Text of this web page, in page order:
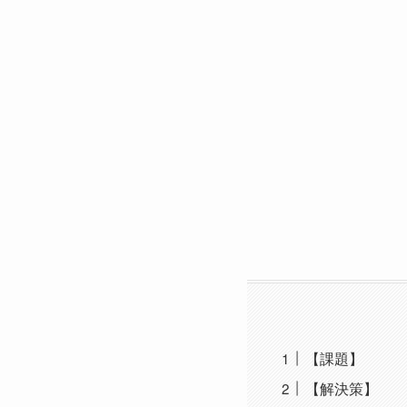
【課題】
【解決策】